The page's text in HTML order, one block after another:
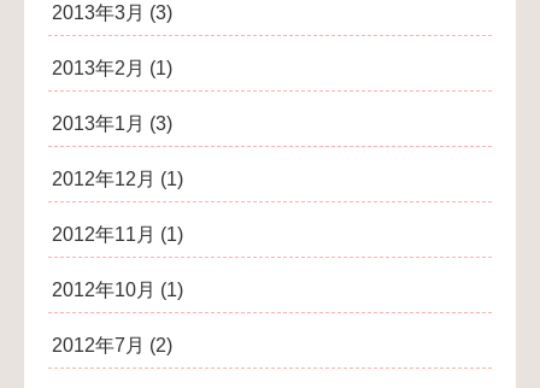
2013年3月 (3)
2013年2月 (1)
2013年1月 (3)
2012年12月 (1)
2012年11月 (1)
2012年10月 (1)
2012年7月 (2)